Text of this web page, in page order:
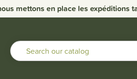
mettons en place les expéditions